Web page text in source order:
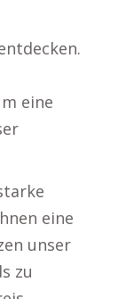
eine
eine
unser
zu